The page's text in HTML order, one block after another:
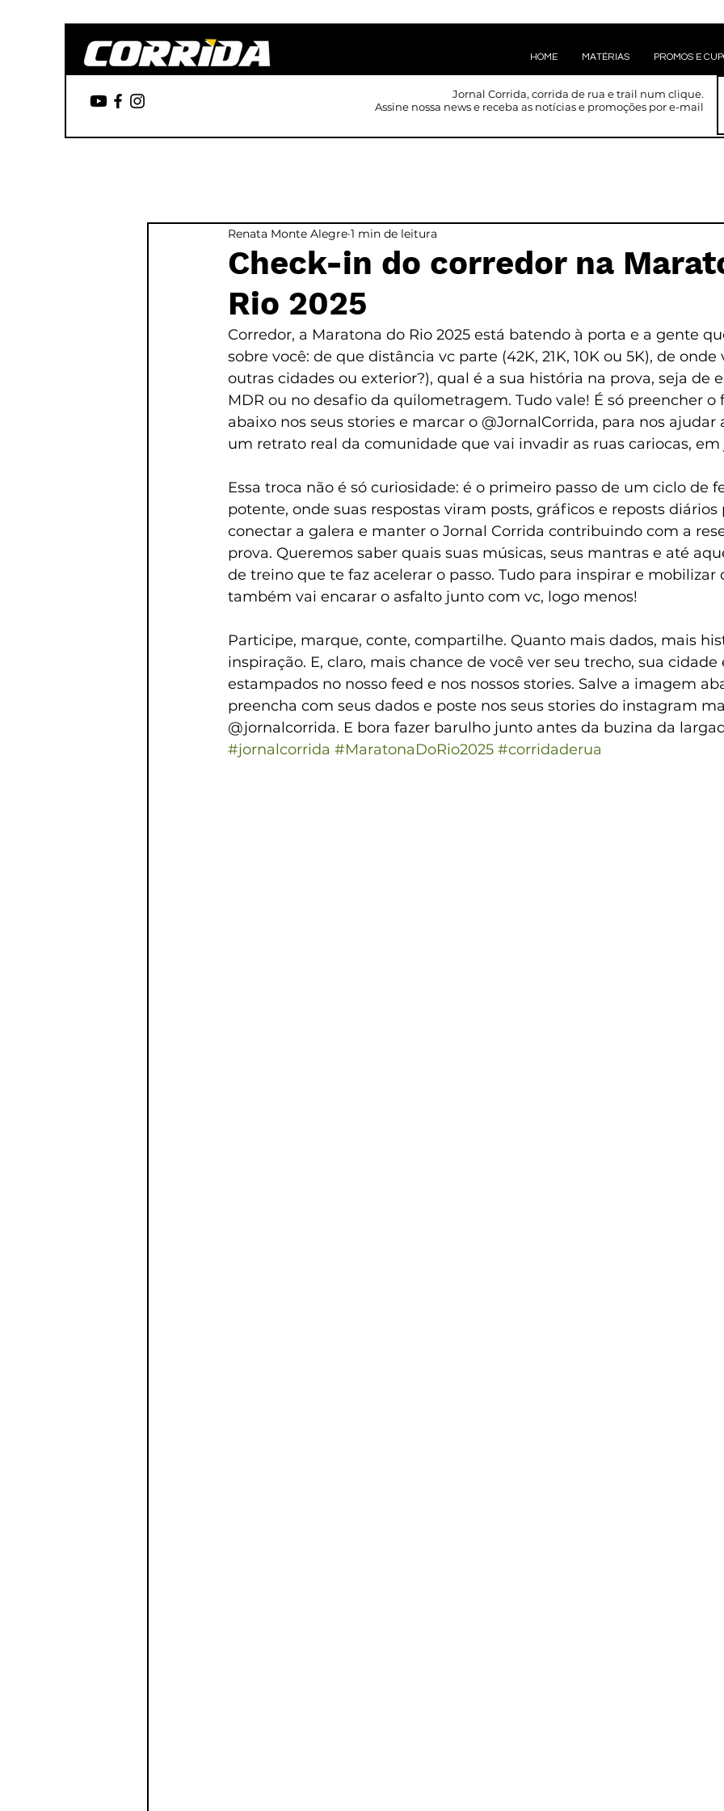
HOME MATÉRIAS PROMOS E
Jornal Corrida, corrida de rua e trail num clique.
Assine nossa news e receba as notícias e promoções por e-mail
Check-in do corredor na
Rio 2025
Renata Monte Alegre 1 min de leitura
Corredor, a Maratona do Rio 2025 está batendo à porta e a gente
sobre você: de que distância vc parte (42K, 21K, 10K ou 5K), de onde
outras cidades ou exterior?), qual é a sua história na prova, seja de
MDR ou no desafio da quilometragem. Tudo vale! É só preencher
abaixo nos seus stories e marcar o @JornalCorrida, para nos
um retrato real da comunidade que vai invadir as ruas cariocas, em
Essa troca não é só curiosidade: é o primeiro passo de um ciclo de
potente, onde suas respostas viram posts, gráficos e reposts
conectar a galera e manter o Jornal Corrida contribuindo com a
prova. Queremos saber quais suas músicas, seus mantras e até
de treino que te faz acelerar o passo. Tudo para inspirar e
também vai encarar o asfalto junto com vc, logo menos!
Participe, marque, conte, compartilhe. Quanto mais dados, mais
inspiração. E, claro, mais chance de você ver seu trecho, sua
estampados no nosso feed e nos nossos stories. Salve a imagem
preencha com seus dados e poste nos seus stories do instagram
@jornalcorrida. E bora fazer barulho junto antes da buzina da
#jornalcorrida #MaratonaDoRio2025 #corridaderua